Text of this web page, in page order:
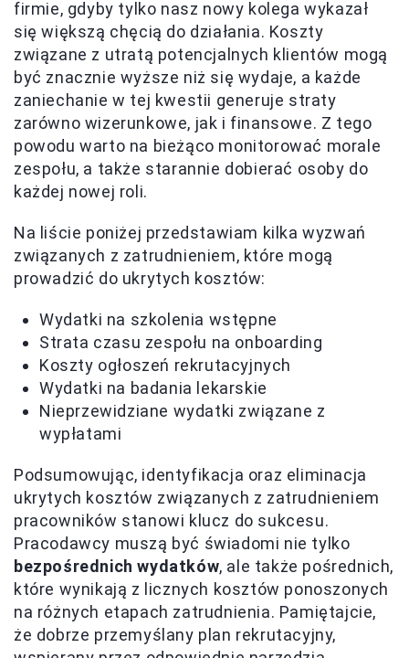
firmie, gdyby tylko nasz nowy kolega wykazał
się większą chęcią do działania. Koszty
związane z utratą potencjalnych klientów mogą
być znacznie wyższe niż się wydaje, a każde
zaniechanie w tej kwestii generuje straty
zarówno wizerunkowe, jak i finansowe. Z tego
powodu warto na bieżąco monitorować morale
zespołu, a także starannie dobierać osoby do
każdej nowej roli.
Na liście poniżej przedstawiam kilka wyzwań
związanych z zatrudnieniem, które mogą
prowadzić do ukrytych kosztów:
Wydatki na szkolenia wstępne
Strata czasu zespołu na onboarding
Koszty ogłoszeń rekrutacyjnych
Wydatki na badania lekarskie
Nieprzewidziane wydatki związane z
wypłatami
Podsumowując, identyfikacja oraz eliminacja
ukrytych kosztów związanych z zatrudnieniem
pracowników stanowi klucz do sukcesu.
Pracodawcy muszą być świadomi nie tylko
bezpośrednich wydatków, ale także pośrednich,
które wynikają z licznych kosztów ponoszonych
na różnych etapach zatrudnienia. Pamiętajcie,
że dobrze przemyślany plan rekrutacyjny,